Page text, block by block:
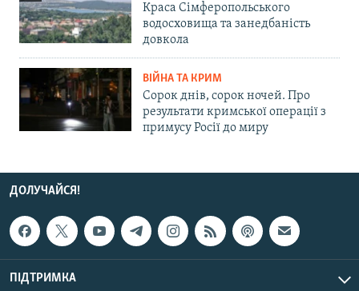
Краса Сімферопольського
водосховища та занедбаність
довкола
ВІЙНА ТА КРИМ
Сорок днів, сорок ночей. Про
результати кримської операції з
примусу Росії до миру
ДОЛУЧАЙСЯ!
ПІДТРИМКА